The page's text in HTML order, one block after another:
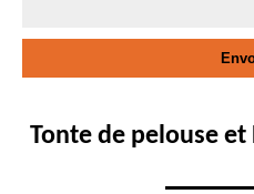
Tonte de pelouse